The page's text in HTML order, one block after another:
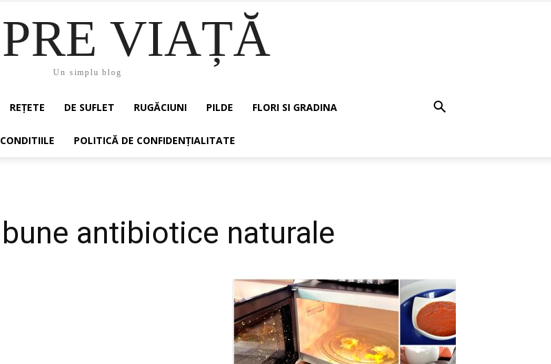
VIAȚĂ
Un simplu blog
REȚETE DE SUFLET RUGĂCIUNI PILDE FLORI SI GRADINA
POLITICĂ DE CONFIDENȚIALITATE
antibiotice naturale